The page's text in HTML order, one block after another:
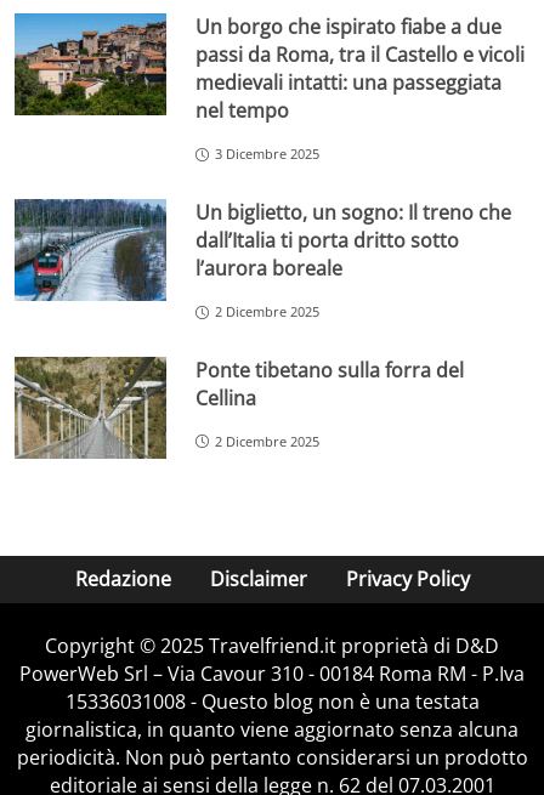
Un borgo che ispirato fiabe a due
passi da Roma, tra il Castello e vicoli
medievali intatti: una passeggiata
nel tempo
3 Dicembre 2025
Un biglietto, un sogno: Il treno che
dall’Italia ti porta dritto sotto
l’aurora boreale
2 Dicembre 2025
Ponte tibetano sulla forra del
Cellina
2 Dicembre 2025
Redazione Disclaimer Privacy Policy
Copyright © 2025 Travelfriend.it proprietà di D&D
PowerWeb Srl – Via Cavour 310 - 00184 Roma RM - P.Iva
15336031008 - Questo blog non è una testata
giornalistica, in quanto viene aggiornato senza alcuna
periodicità. Non può pertanto considerarsi un prodotto
editoriale ai sensi della legge n. 62 del 07.03.2001